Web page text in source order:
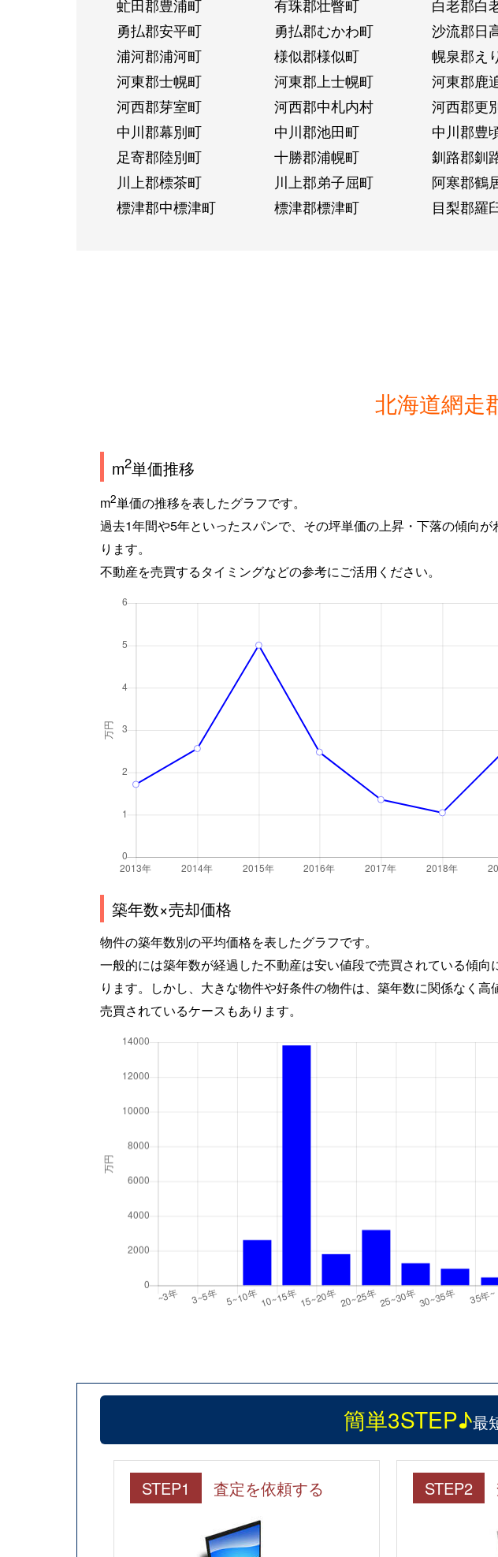
虻田郡豊浦町
有珠郡壮瞥町 白老郡白
勇払郡安平町
勇払郡むかわ町 沙流郡日
浦河郡浦河町
様似郡様似町 幌泉郡え
河東郡士幌町
河東郡上士幌町 河東郡鹿
河西郡芽室町
河西郡中札内村 河西郡更
中川郡幕別町
中川郡池田町 中川郡豊
足寄郡陸別町
十勝郡浦幌町 釧路郡釧
川上郡標茶町
川上郡弟子屈町 阿寒郡鶴
標津郡中標津町
標津郡標津町 目梨郡羅
北海道網走
m2単価推移
m2単価の推移を表したグラフです。
過去1年間や5年といったスパンで、その坪単価の上昇・下落の傾向が
ります。
不動産を売買するタイミングなどの参考にご活用ください。
築年数×売却価格
物件の築年数別の平均価格を表したグラフです。
一般的には築年数が経過した不動産は安い値段で売買されている傾向
ります。しかし、大きな物件や好条件の物件は、築年数に関係なく高
売買されているケースもあります。
簡単3STEP♪最
STEP1 査定を依頼する STEP2